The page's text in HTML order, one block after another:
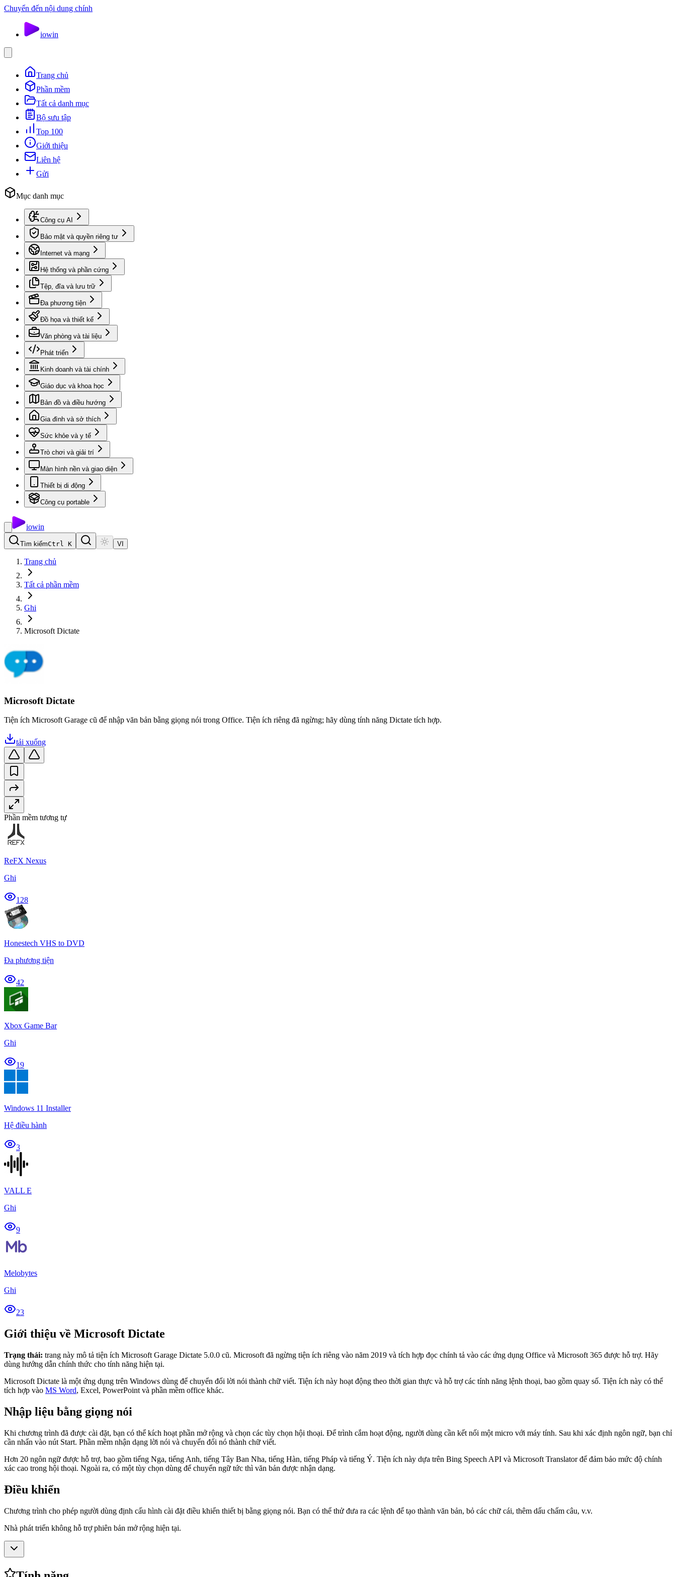
Chuyển đến nội dung chính
iowin
Trang chủ
Phần mềm
Tất cả danh mục
Bộ sưu tập
Top 100
Giới thiệu
Liên hệ
Gửi
Mục danh mục
Công cụ AI
Bảo mật và quyền riêng tư
Internet và mạng
Hệ thống và phần cứng
Tệp, đĩa và lưu trữ
Đa phương tiện
Đồ họa và thiết kế
Văn phòng và tài liệu
Phát triển
Kinh doanh và tài chính
Giáo dục và khoa học
Bản đồ và điều hướng
Gia đình và sở thích
Sức khỏe và y tế
Trò chơi và giải trí
Màn hình nền và giao diện
Thiết bị di động
Công cụ portable
iowin
Tìm kiếmCtrl K VI
Trang chủ
Tất cả phần mềm
Ghi
Microsoft Dictate
Microsoft Dictate
Tiện ích Microsoft Garage cũ để nhập văn bản bằng giọng nói trong Office. Tiện ích riêng đã ngừng; hãy dùng tính năng Dictate tích hợp.
tải xuống
Phần mềm tương tự
ReFX Nexus
Ghi
128
Honestech VHS to DVD
Đa phương tiện
42
Xbox Game Bar
Ghi
19
Windows 11 Installer
Hệ điều hành
3
VALL E
Ghi
9
Melobytes
Ghi
23
Giới thiệu về Microsoft Dictate
Trạng thái: trang này mô tả tiện ích Microsoft Garage Dictate 5.0.0 cũ. Microsoft đã ngừng tiện ích riêng vào năm 2019 và tích hợp đọc chính tả vào các ứng dụng Office và Microsoft 365 được hỗ trợ. Hãy
dùng hướng dẫn chính thức cho tính năng hiện tại.
Microsoft Dictate là một ứng dụng trên Windows dùng để chuyển đổi lời nói thành chữ viết. Tiện ích này hoạt động theo thời gian thực và hỗ trợ các tính năng lệnh thoại, bao gồm quay số. Tiện ích này có thể
tích hợp vào MS Word, Excel, PowerPoint và phần mềm office khác.
Nhập liệu bằng giọng nói
Khi chương trình đã được cài đặt, bạn có thể kích hoạt phần mở rộng và chọn các tùy chọn hội thoại. Để trình cắm hoạt động, người dùng cần kết nối một micro với máy tính. Sau khi xác định ngôn ngữ, bạn chỉ
cần nhấn vào nút Start. Phần mềm nhận dạng lời nói và chuyển đổi nó thành chữ viết.
Hơn 20 ngôn ngữ được hỗ trợ, bao gồm tiếng Nga, tiếng Anh, tiếng Tây Ban Nha, tiếng Hàn, tiếng Pháp và tiếng Ý. Tiện ích này dựa trên Bing Speech API và Microsoft Translator để đảm bảo mức độ chính
xác cao trong hội thoại. Ngoài ra, có một tùy chọn dùng để chuyển ngữ tức thì văn bản được nhận dạng.
Điều khiển
Chương trình cho phép người dùng định cấu hình cài đặt điều khiển thiết bị bằng giọng nói. Bạn có thể thử đưa ra các lệnh để tạo thành văn bản, bỏ các chữ cái, thêm dấu chấm câu, v.v.
Nhà phát triển không hỗ trợ phiên bản mở rộng hiện tại.